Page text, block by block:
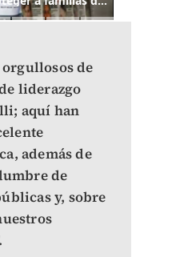
de
liderazgo
aquí han
además de
de
y, sobre